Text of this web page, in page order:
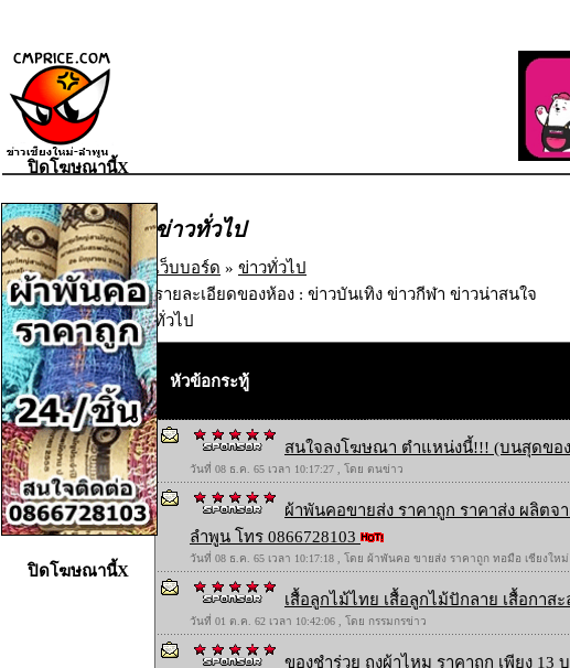
ข่าวทั่วไป
เว็บบอร์ด » ข่าวทั่วไป
รายละเอียดของห้อง : ข่าวบันเทิง ข่าวกีฬา ข่าวน่าสนใจ
ทั่วไป
หัวข้อกระทู้
สนใจลงโฆษณา ตำแหน่งนี้!!! (บนสุดขอ
วันที่ 08 ธ.ค. 65 เวลา 10:17:27 , โดย ตนข่าว
ผ้าพันคอขายส่ง ราคาถูก ราคาส่ง ผลิตจ
ลำพูน โทร 0866728103
วันที่ 08 ธ.ค. 65 เวลา 10:17:18 , โดย ผ้าพันคอ ขายส่ง ราคาถูก ทอมือ เชียงใหม่
เสื้อลูกไม้ไทย เสื้อลูกไม้ปักลาย เสื้อกาส
วันที่ 01 ต.ค. 62 เวลา 10:42:06 , โดย กรรมกรข่าว
ของชำร่วย ถุงผ้าไหม ราคาถูก เพียง 13
ปิดโฆษณานี้X
ปิดโฆษณานี้X